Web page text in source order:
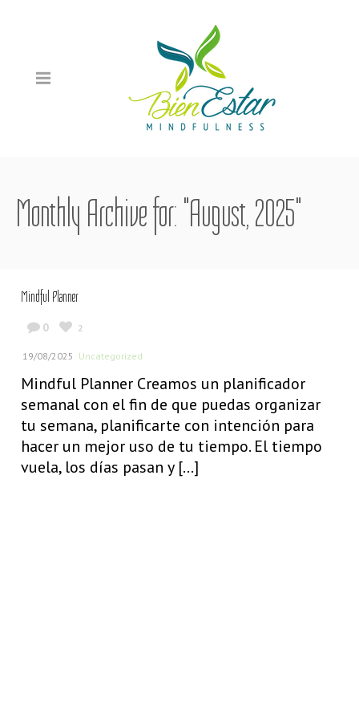
Monthly Archive for: "August, 2025"
Mindful Planner
0 2
19/08/2025 Uncategorized
Mindful Planner Creamos un planificador
semanal con el fin de que puedas organizar
tu semana, planificarte con intención para
hacer un mejor uso de tu tiempo. El tiempo
vuela, los días pasan y [...]